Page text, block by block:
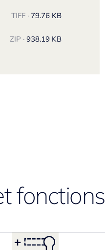
TIFF · 79.76 KB
ZIP · 938.19 KB
fonctions